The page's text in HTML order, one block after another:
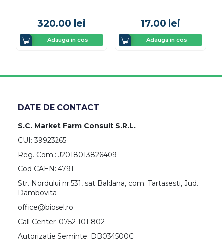
320.00 lei
Adauga in cos
17.00 lei
Adauga in cos
DATE DE CONTACT
S.C. Market Farm Consult S.R.L.
CUI: 39923265
Reg. Com.: J2018013826409
Cod CAEN: 4791
Str. Nordului nr.531, sat Baldana, com. Tartasesti, Jud.
Dambovita
office@biosel.ro
Call Center: 0752 101 802
Autorizatie Seminte: DB034500C